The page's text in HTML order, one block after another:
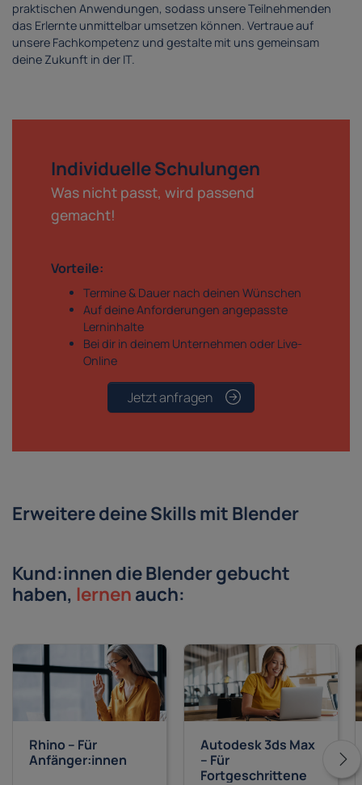
praktischen Anwendungen, sodass unsere Teilnehmenden
das Erlernte unmittelbar umsetzen können. Vertraue auf
unsere Fachkompetenz und gestalte mit uns gemeinsam
deine Zukunft in der IT.
Individuelle Schulungen
Was nicht passt, wird passend
gemacht!
Vorteile:
Termine & Dauer nach deinen Wünschen
Auf deine Anforderungen angepasste
Lerninhalte
Bei dir in deinem Unternehmen oder Live-
Online
Jetzt anfragen
Erweitere deine Skills mit Blender
Kund:innen die Blender gebucht
haben, lernenauch:
Rhino – Für
Anfänger:innen
Autodesk 3ds Max
– Für
Fortgeschrittene